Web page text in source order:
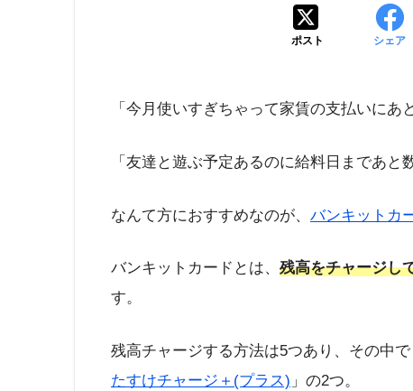
ポスト シェア
「今月使いすぎちゃって家賃の支払いにあ
「友達と遊ぶ予定あるのに給料日まであと
なんて方におすすめなのが、 バンキットカ
バンキットカードとは、 残高をチャージし
す。
残高チャージする方法は5つあり、その中
たすけチャージ＋(プラス) 」の2つ。